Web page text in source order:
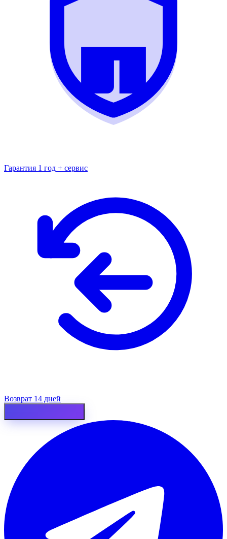
Гарантия 1 год + сервис
Возврат 14 дней